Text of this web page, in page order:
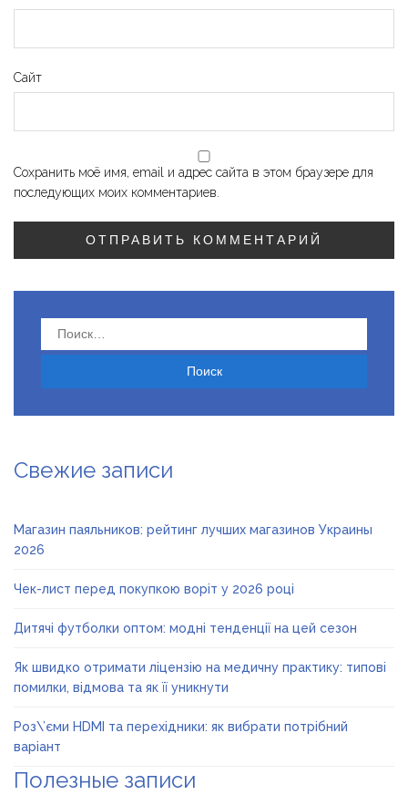
Сайт
Сохранить моё имя, email и адрес сайта в этом браузере для
последующих моих комментариев.
Найти:
Свежие записи
Магазин паяльников: рейтинг лучших магазинов Украины
2026
Чек-лист перед покупкою воріт у 2026 році
Дитячі футболки оптом: модні тенденції на цей сезон
Як швидко отримати ліцензію на медичну практику: типові
помилки, відмова та як її уникнути
Роз\’єми HDMI та перехідники: як вибрати потрібний
варіант
Полезные записи